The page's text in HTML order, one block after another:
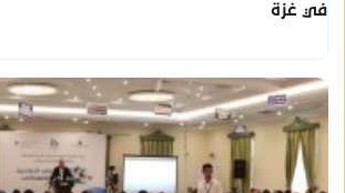
في غزة